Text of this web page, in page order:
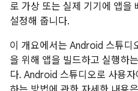
로 가상 또는 실제 기기에 앱을
설정해 줍니다.
이 개요에서는 Android 스튜디
을 위해 앱을 빌드하고 실행하
다. Android 스튜디오로 사용